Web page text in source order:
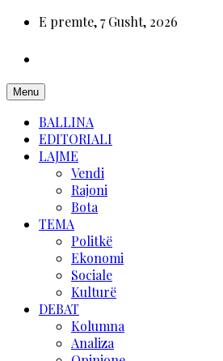
E premte, 7 Gusht, 2026
Menu
BALLINA
EDITORIALI
LAJME
Vendi
Rajoni
Bota
TEMA
Politkë
Ekonomi
Sociale
Kulturë
DEBAT
Kolumna
Analiza